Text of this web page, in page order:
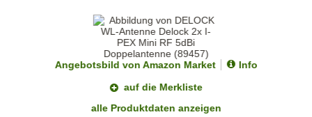
Angebotsbild von Amazon Market
Info
auf die Merkliste
alle Produktdaten anzeigen